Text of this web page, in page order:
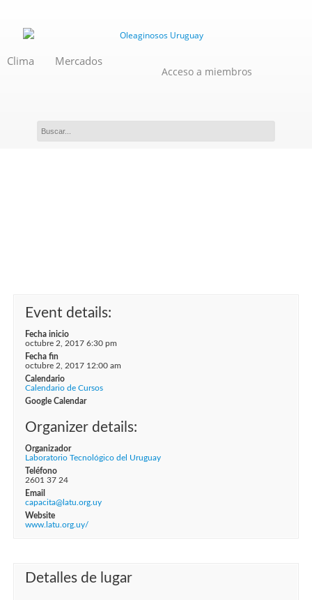
Clima Mercados
Acceso a miembros
Event details:
Fecha inicio
octubre 2, 2017 6:30 pm
Fecha fin
octubre 2, 2017 12:00 am
Calendario
Calendario de Cursos
Google Calendar
Organizer details:
Organizador
Laboratorio Tecnológico del Uruguay
Teléfono
2601 37 24
Email
capacita@latu.org.uy
Website
www.latu.org.uy/
Detalles de lugar